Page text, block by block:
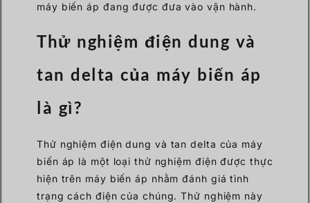
máy biến áp đang được đưa vào vận hành.
Thử nghiệm điện dung và
tan delta của máy biến áp
là gì?
Thử nghiệm điện dung và tan delta của máy
biến áp là một loại thử nghiệm điện được thực
hiện trên máy biến áp nhằm đánh giá tình
trạng cách điện của chúng. Thử nghiệm này